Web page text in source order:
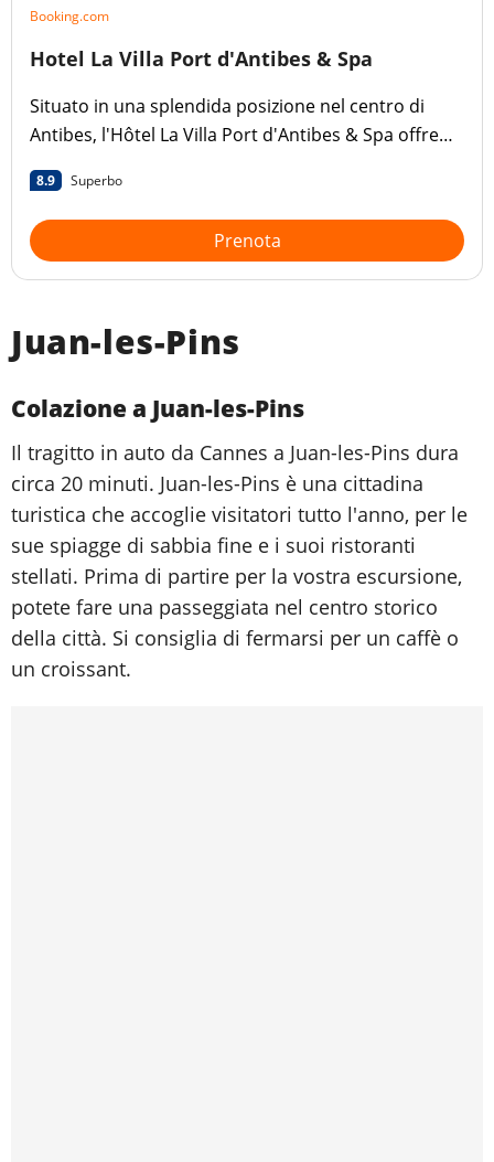
Booking.com
Hotel La Villa Port d'Antibes & Spa
Situato in una splendida posizione nel centro di
Antibes, l'Hôtel La Villa Port d'Antibes & Spa offre
all'aperto, la connessione Wi-Fi gratuita e un bar.
8.9 Superbo
Prenota
Juan-les-Pins
Colazione a Juan-les-Pins
Il tragitto in auto da Cannes a Juan-les-Pins dura
circa 20 minuti. Juan-les-Pins è una cittadina
turistica che accoglie visitatori tutto l'anno, per le
sue spiagge di sabbia fine e i suoi ristoranti
stellati. Prima di partire per la vostra escursione,
potete fare una passeggiata nel centro storico
della città. Si consiglia di fermarsi per un caffè o
un croissant.